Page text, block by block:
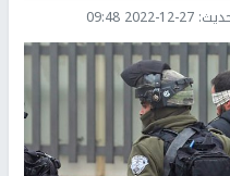
2022-12-27 09:48